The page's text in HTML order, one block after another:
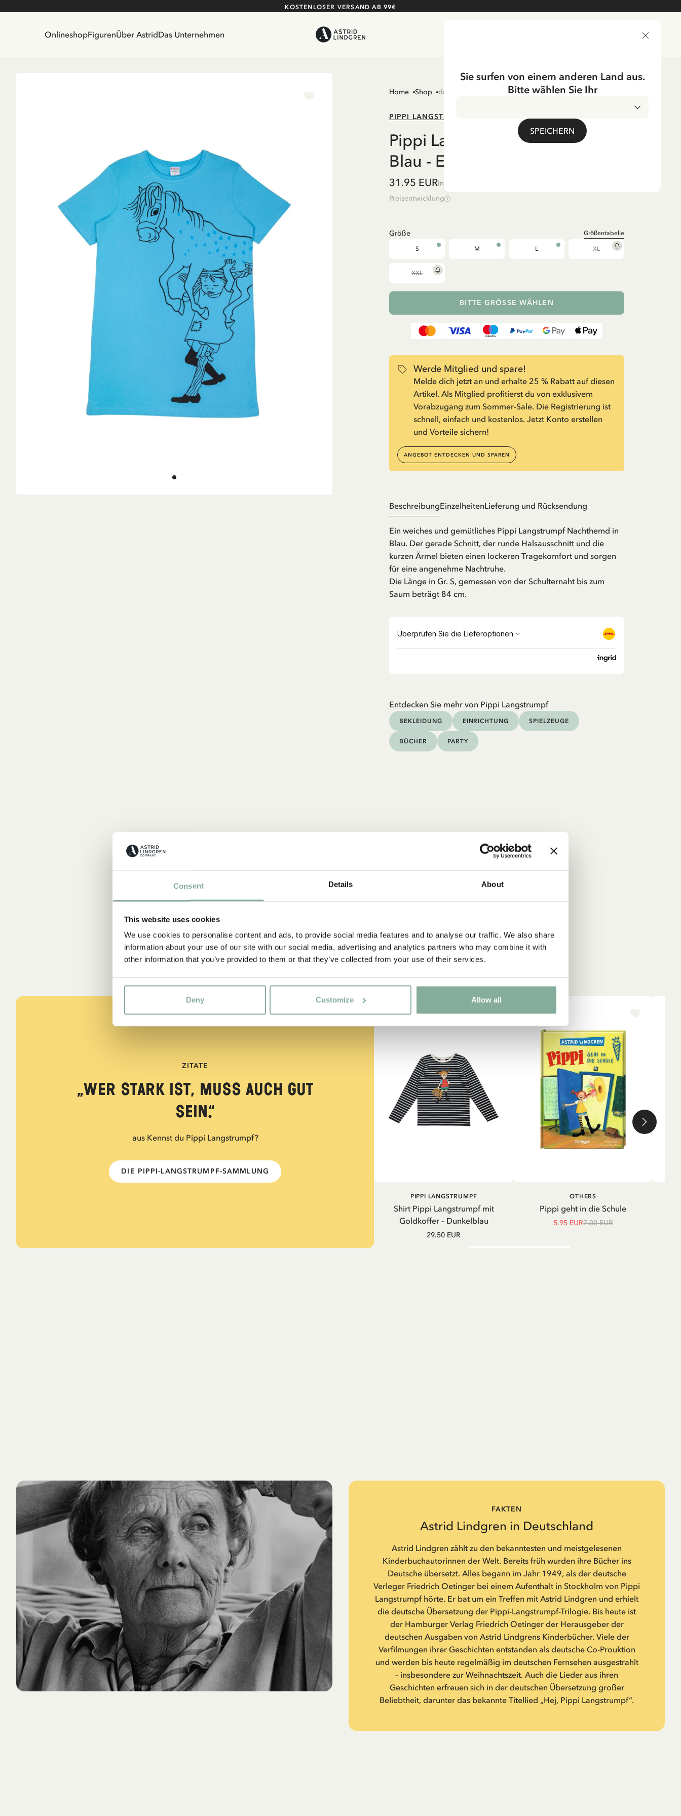
Consent Details About
This website uses cookies
We use cookies to personalise content and ads, to provide social media features and to analyse our traffic. We also share
information about your use of our site with our social media, advertising and analytics partners who may combine it with
other information that you’ve provided to them or that they’ve collected from your use of their services.
Deny Customize Allow all
KOSTENLOSER VERSAND AB 99€
OnlineshopFigurenÜber AstridDas Unternehmen
Home Shop damen/herren
PIPPI LANGSTRUMPF
Pippi Langstrumpf Nachthemd
Blau - Erwachsene
31.95 EURinkl. MwSt.
Preisentwicklung
Größe Größentabelle
S M L XL
XXL
BITTE GRÖSSE WÄHLEN
Werde Mitglied und spare!
Melde dich jetzt an und erhalte 25 % Rabatt auf diesen
Artikel. Als Mitglied profitierst du von exklusivem
Vorabzugang zum Sommer-Sale. Die Registrierung ist
schnell, einfach und kostenlos. Jetzt Konto erstellen
und Vorteile sichern!
ANGEBOT ENTDECKEN UND SPAREN
BeschreibungEinzelheitenLieferung und Rücksendung
Ein weiches und gemütliches Pippi Langstrumpf Nachthemd in
Blau. Der gerade Schnitt, der runde Halsausschnitt und die
kurzen Ärmel bieten einen lockeren Tragekomfort und sorgen
für eine angenehme Nachtruhe.
Die Länge in Gr. S, gemessen von der Schulternaht bis zum
Saum beträgt 84 cm.
Entdecken Sie mehr von Pippi Langstrumpf
BEKLEIDUNG EINRICHTUNG SPIELZEUGE
BÜCHER PARTY
ZITATE
„Wer stark ist, muss auch gut
sein.“
aus Kennst du Pippi Langstrumpf?
DIE PIPPI-LANGSTRUMPF-SAMMLUNG
NEU
IN DEN
Shirt Pippi Langstrumpf mit
Goldkoffer – Dunkelblau
PIPPI LANGSTRUMPF
29.50 EUR
-15%
IN DEN WARENKORB
Pippi geht in die Schule
OTHERS
5.95 EUR7.00 EUR
FAKTEN
Astrid Lindgren in Deutschland
Astrid Lindgren zählt zu den bekanntesten und meistgelesenen
Kinderbuchautorinnen der Welt. Bereits früh wurden ihre Bücher ins
Deutsche übersetzt. Alles begann im Jahr 1949, als der deutsche
Verleger Friedrich Oetinger bei einem Aufenthalt in Stockholm von Pippi
Langstrumpf hörte. Er bat um ein Treffen mit Astrid Lindgren und erhielt
die deutsche Übersetzung der Pippi-Langstrumpf-Trilogie. Bis heute ist
der Hamburger Verlag Friedrich Oetinger der Herausgeber der
deutschen Ausgaben von Astrid Lindgrens Kinderbücher. Viele der
Verfilmungen ihrer Geschichten entstanden als deutsche Co-Prouktion
und werden bis heute regelmäßig im deutschen Fernsehen ausgestrahlt
– insbesondere zur Weihnachtszeit. Auch die Lieder aus ihren
Geschichten erfreuen sich in der deutschen Übersetzung großer
Beliebtheit, darunter das bekannte Titellied „Hej, Pippi Langstrumpf“.
Sie surfen von einem anderen Land aus.
Bitte wählen Sie Ihr
SPEICHERN